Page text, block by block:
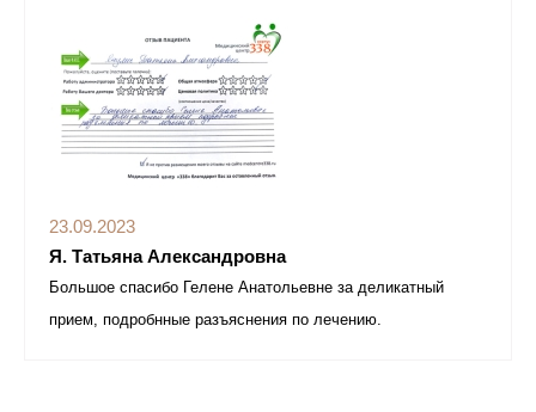
23.09.2023
Я. Татьяна Александровна
Большое спасибо Гелене Анатольевне за деликатный
прием, подробнные разъяснения по лечению.